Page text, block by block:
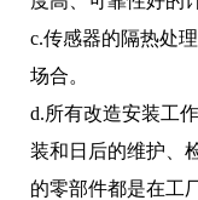
c.传感器的隔热处
场合。
d.所有改造安装工
装和日后的维护、
的零部件都是在工